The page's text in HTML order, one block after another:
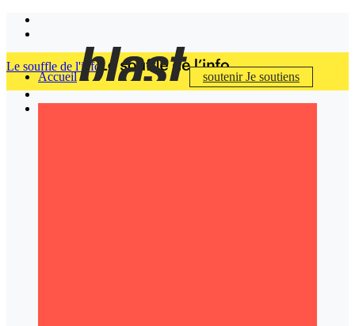
Accueil soutenirJe soutiens
Le souffle de l'info